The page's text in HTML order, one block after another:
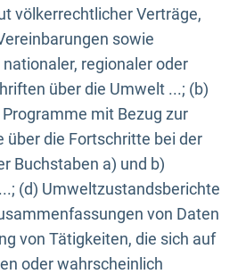
völkerrechtlicher Verträge,
sowie
regionaler oder
über die Umwelt ...; (b)
mit Bezug zur
über die Fortschritte bei der
Buchstaben a) und b)
(d) Umweltzustandsberichte
von Daten
von Tätigkeiten, die sich auf
oder wahrscheinlich